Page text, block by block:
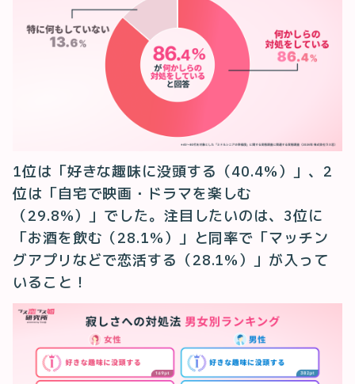
1位は「好きな趣味に没頭する（40.4%）」、2
位は「自宅で映画・ドラマを楽しむ
（29.8%）」でした。注目したいのは、3位に
「お酒を飲む（28.1%）」と同率で「マッチン
グアプリなどで恋活する（28.1%）」が入って
いること！